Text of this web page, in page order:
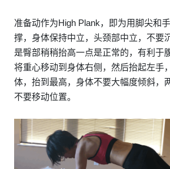
准备动作为High Plank，即为用脚尖和
撑，身体保持中立，头颈部中立，不要
是臀部稍稍抬高一点是正常的，有利于
将重心移动到身体右侧，然后抬起左手
体，抬到最高，身体不要大幅度倾斜，
不要移动位置。